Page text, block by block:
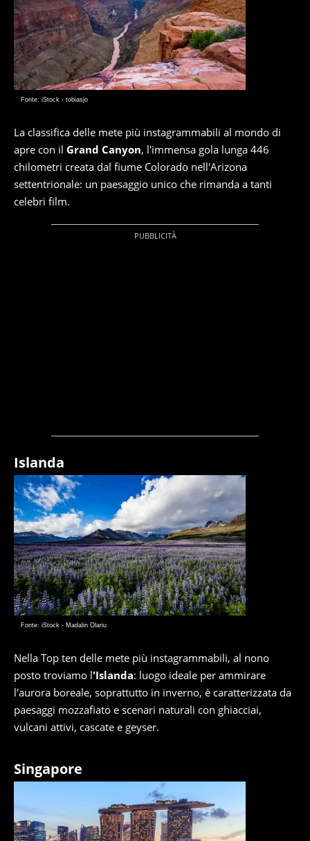
Fonte: iStock - tobiasjo
La classifica delle mete più instagrammabili al mondo di
apre con il Grand Canyon, l'immensa gola lunga 446
chilometri creata dal fiume Colorado nell'Arizona
settentrionale: un paesaggio unico che rimanda a tanti
celebri film.
Islanda
Fonte: iStock - Madalin Olariu
Nella Top ten delle mete più instagrammabili, al nono
posto troviamo l'Islanda: luogo ideale per ammirare
l'aurora boreale, soprattutto in inverno, è caratterizzata da
paesaggi mozzafiato e scenari naturali con ghiacciai,
vulcani attivi, cascate e geyser.
Singapore